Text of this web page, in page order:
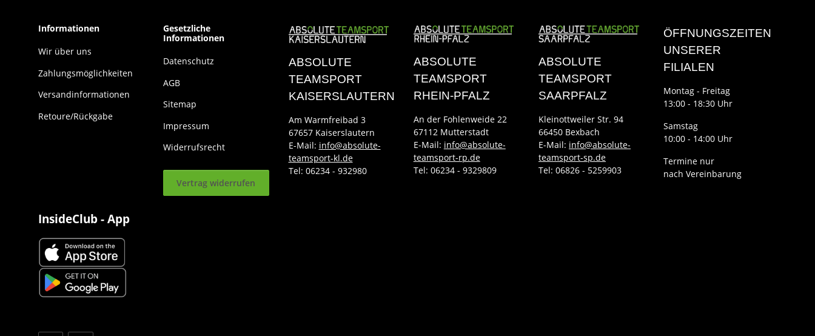
Informationen
Wir über uns
Zahlungsmöglichkeiten
Versandinformationen
Retoure/Rückgabe
Gesetzliche
Informationen
Datenschutz
AGB
Sitemap
Impressum
Widerrufsrecht
Vertrag widerrufen
ABSOLUTE
TEAMSPORT
KAISERSLAUTERN
Am Warmfreibad 3
67657 Kaiserslautern
E-Mail: info@absolute-
teamsport-kl.de
Tel: 06234 - 932980
ABSOLUTE
TEAMSPORT
RHEIN-PFALZ
An der Fohlenweide 22
67112 Mutterstadt
E-Mail: info@absolute-
teamsport-rp.de
Tel: 06234 - 9329809
ABSOLUTE
TEAMSPORT
SAARPFALZ
Kleinottweiler Str. 94
66450 Bexbach
E-Mail: info@absolute-
teamsport-sp.de
Tel: 06826 - 5259903
ÖFFNUNGSZEITEN
UNSERER
FILIALEN
Montag - Freitag
13:00 - 18:30 Uhr
Samstag
10:00 - 14:00 Uhr
Termine nur
nach Vereinbarung
InsideClub - App